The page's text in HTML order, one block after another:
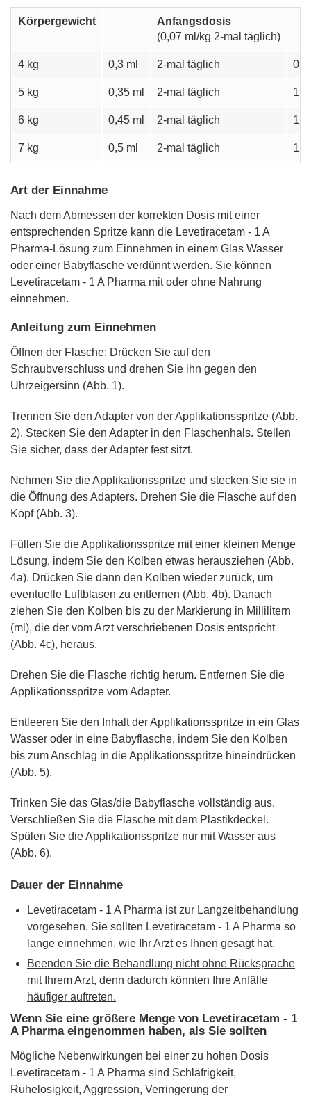
Körpergewicht
Anfangsdosis
(0,07 ml/kg 2-mal täglich)
4 kg 0,3 ml 2-mal täglich
5 kg 0,35 ml 2-mal täglich
6 kg 0,45 ml 2-mal täglich
7 kg 0,5 ml 2-mal täglich 1,5
Art der Einnahme
Nach dem Abmessen der korrekten Dosis mit einer
entsprechenden Spritze kann die Levetiracetam - 1 A
Pharma-Lösung zum Einnehmen in einem Glas Wasser
oder einer Babyflasche verdünnt werden. Sie können
Levetiracetam - 1 A Pharma mit oder ohne Nahrung
einnehmen.
Anleitung zum Einnehmen
Öffnen der Flasche: Drücken Sie auf den
Schraubverschluss und drehen Sie ihn gegen den
Uhrzeigersinn (Abb. 1).
Trennen Sie den Adapter von der Applikationsspritze (Abb.
2). Stecken Sie den Adapter in den Flaschenhals. Stellen
Sie sicher, dass der Adapter fest sitzt.
Nehmen Sie die Applikationsspritze und stecken Sie sie in
die Öffnung des Adapters. Drehen Sie die Flasche auf den
Kopf (Abb. 3).
Füllen Sie die Applikationsspritze mit einer kleinen Menge
Lösung, indem Sie den Kolben etwas herausziehen (Abb.
4a). Drücken Sie dann den Kolben wieder zurück, um
eventuelle Luftblasen zu entfernen (Abb. 4b). Danach
ziehen Sie den Kolben bis zu der Markierung in Millilitern
(ml), die der vom Arzt verschriebenen Dosis entspricht
(Abb. 4c), heraus.
Drehen Sie die Flasche richtig herum. Entfernen Sie die
Applikationsspritze vom Adapter.
Entleeren Sie den Inhalt der Applikationsspritze in ein Glas
Wasser oder in eine Babyflasche, indem Sie den Kolben
bis zum Anschlag in die Applikationsspritze hineindrücken
(Abb. 5).
Trinken Sie das Glas/die Babyflasche vollständig aus.
Verschließen Sie die Flasche mit dem Plastikdeckel.
Spülen Sie die Applikationsspritze nur mit Wasser aus
(Abb. 6).
Dauer der Einnahme
Levetiracetam - 1 A Pharma ist zur Langzeitbehandlung
vorgesehen. Sie sollten Levetiracetam - 1 A Pharma so
lange einnehmen, wie Ihr Arzt es Ihnen gesagt hat.
Beenden Sie die Behandlung nicht ohne Rücksprache
mit Ihrem Arzt, denn dadurch könnten Ihre Anfälle
häufiger auftreten.
Wenn Sie eine größere Menge von Levetiracetam - 1
A Pharma eingenommen haben, als Sie sollten
Mögliche Nebenwirkungen bei einer zu hohen Dosis
Levetiracetam - 1 A Pharma sind Schläfrigkeit,
Ruhelosigkeit, Aggression, Verringerung der